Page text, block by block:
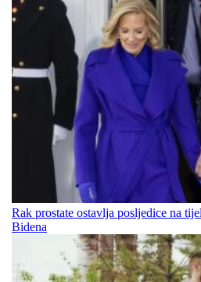
Rak prostate ostavlja posljedice na
Bidena